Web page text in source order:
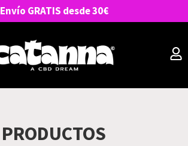
Envío GRATIS desde 30€
PRODUCTOS